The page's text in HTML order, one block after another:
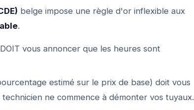
belge impose une règle d'or inflexible aux
.
vous annoncer que les heures sont
estimé sur le prix de base) doit vous
ne commence à démonter vos tuyaux.